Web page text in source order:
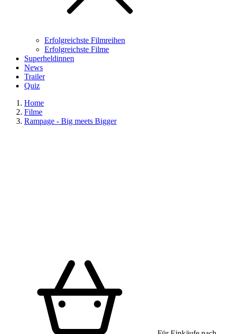
Erfolgreichste Filmreihen
Erfolgreichste Filme
Superheldinnen
News
Trailer
Quiz
Home
Filme
Rampage - Big meets Bigger